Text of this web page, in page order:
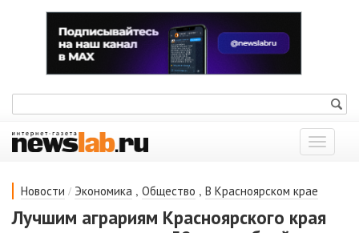
Показать
меню
Новости / Экономика , Общество , В Красноярском крае
Лучшим аграриям Красноярского края